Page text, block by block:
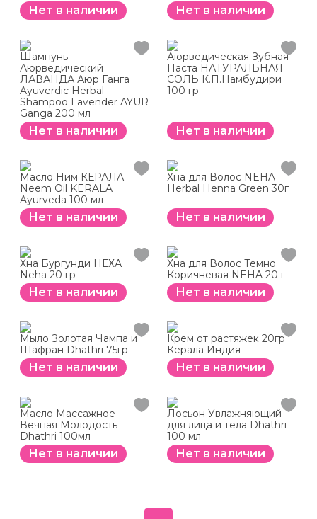
Нет в наличии Нет в наличии
Шампунь
Аюрведический
ЛАВАНДА Аюр Ганга
Ayuverdic Herbal
Shampoo Lavender AYUR
Ganga 200 мл
Нет в наличии
Аюрведическая Зубная
Паста НАТУРАЛЬНАЯ
СОЛЬ К.П.Намбудири
100 гр
Нет в наличии
Масло Ним КЕРАЛА
Neem Oil KERALA
Ayurveda 100 мл
Нет в наличии
Хна для Волос NEHA
Herbal Henna Green 30г
Нет в наличии
Хна Бургунди НЕХА
Neha 20 гр
Нет в наличии
Хна для Волос Темно
Коричневая NEHA 20 г
Нет в наличии
Мыло Золотая Чампа и
Шафран Dhathri 75гр
Нет в наличии
Крем от растяжек 20гр
Керала Индия
Нет в наличии
Масло Массажное
Вечная Молодость
Dhathri 100мл
Нет в наличии
Лосьон Увлажняющий
для лица и тела Dhathri
100 мл
Нет в наличии